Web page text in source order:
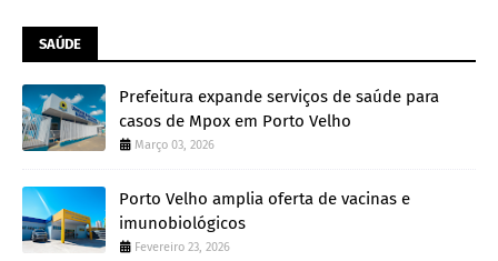
SAÚDE
Prefeitura expande serviços de saúde para
casos de Mpox em Porto Velho
Março 03, 2026
Porto Velho amplia oferta de vacinas e
imunobiológicos
Fevereiro 23, 2026